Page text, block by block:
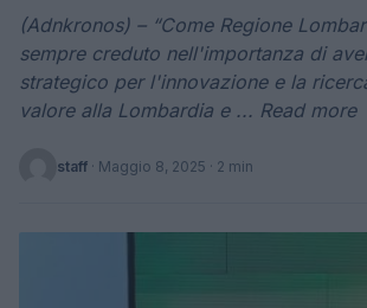
(Adnkronos) – “Come Regione
sempre creduto nell'importanza di
strategico per l'innovazione e la
valore alla Lombardia e ... Read more
staff · Maggio 8, 2025 · 2 min